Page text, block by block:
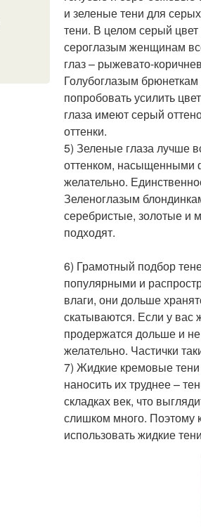
и зеленые тени для
тени. В целом серый цвет
сероглазым женщинам
глаз – рыжевато-
Голубоглазым
попробовать усилить
глаза имеют серый
оттенки.
5) Зеленые глаза лучше
оттенком, насыщенными
желательно.
Зеленоглазым
серебристые, золотые и
подходят.
6) Грамотный подбор
популярными и
влаги, они дольше
скатываются. Если у вас
продержатся дольше и
желательно. Частички
7) Жидкие кремовые тени
наносить их труднее –
складках век, что
слишком много. Поэтому
использовать жидкие